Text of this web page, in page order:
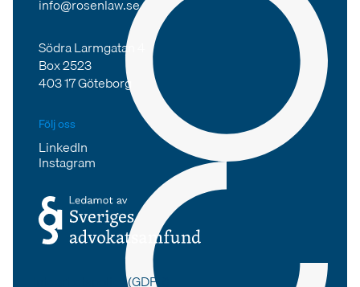
info@rosenlaw.se
Södra Larmgatan 4
Box 2523
403 17 Göteborg
Följ oss
LinkedIn
Instagram
Integritetspolicy (GDPR)